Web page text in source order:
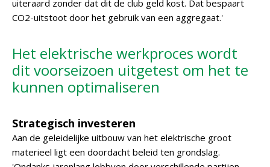
uiteraard zonder dat dit de club geld kost. Dat bespaart
CO2-uitstoot door het gebruik van een aggregaat.'
Het elektrische werkproces wordt
dit voorseizoen uitgetest om het te
kunnen optimaliseren
Strategisch investeren
Aan de geleidelijke uitbouw van het elektrische groot
materieel ligt een doordacht beleid ten grondslag.